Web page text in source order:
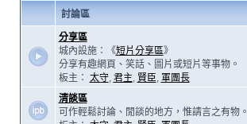
討論區
分享區
城內設施：《短片分享區》
分享有趣網頁、笑話、圖片或短片等事物。
板主： 太守, 君主, 賢臣, 軍團長
清談區
可作輕鬆討論、閒談的地方，惟請言之有物。